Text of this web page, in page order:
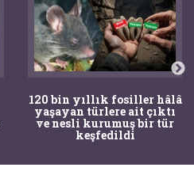
120 bin yıllık fosiller hâlâ
yaşayan türlere ait çıktı
ve nesli kurumuş bir tür
keşfedildi